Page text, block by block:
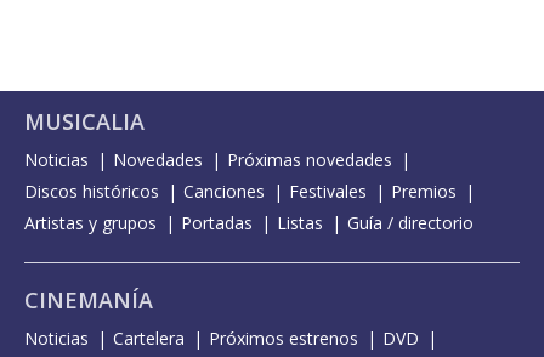
MUSICALIA
Noticias Novedades
Próximas novedades
Discos históricos
Canciones Festivales
Premios
Artistas y grupos
Portadas Listas Guía / directorio
CINEMANÍA
Noticias Cartelera Próximos estrenos
DVD